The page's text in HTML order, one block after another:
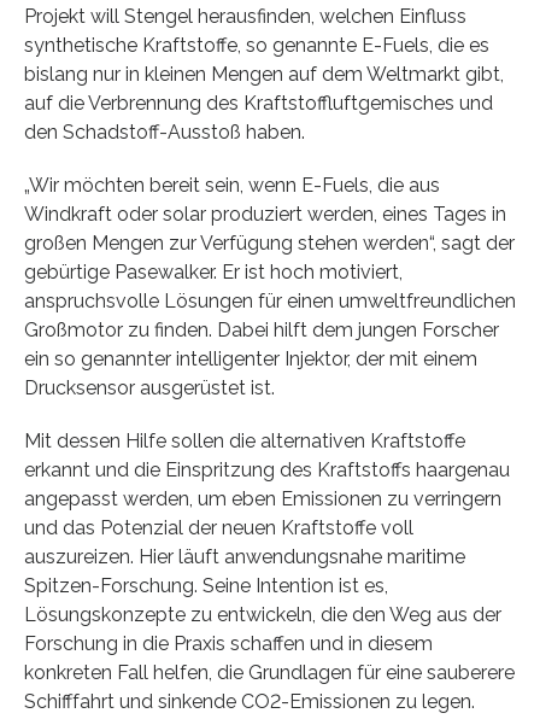
Projekt will Stengel herausfinden, welchen Einfluss
synthetische Kraftstoffe, so genannte E-Fuels, die es
bislang nur in kleinen Mengen auf dem Weltmarkt gibt,
auf die Verbrennung des Kraftstoffluftgemisches und
den Schadstoff-Ausstoß haben.
„Wir möchten bereit sein, wenn E-Fuels, die aus
Windkraft oder solar produziert werden, eines Tages in
großen Mengen zur Verfügung stehen werden“, sagt der
gebürtige Pasewalker. Er ist hoch motiviert,
anspruchsvolle Lösungen für einen umweltfreundlichen
Großmotor zu finden. Dabei hilft dem jungen Forscher
ein so genannter intelligenter Injektor, der mit einem
Drucksensor ausgerüstet ist.
Mit dessen Hilfe sollen die alternativen Kraftstoffe
erkannt und die Einspritzung des Kraftstoffs haargenau
angepasst werden, um eben Emissionen zu verringern
und das Potenzial der neuen Kraftstoffe voll
auszureizen. Hier läuft anwendungsnahe maritime
Spitzen-Forschung. Seine Intention ist es,
Lösungskonzepte zu entwickeln, die den Weg aus der
Forschung in die Praxis schaffen und in diesem
konkreten Fall helfen, die Grundlagen für eine sauberere
Schifffahrt und sinkende CO2-Emissionen zu legen.